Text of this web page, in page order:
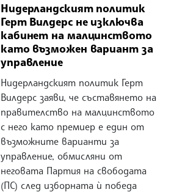
Нидерландският политик
Герт Вилдерс не изключва
кабинет на малцинството
като възможен вариант за
управление
Нидерландският политик Герт
Вилдерс заяви, че съставянето на
правителство на малцинството
с него като премиер е един от
възможните варианти за
управление, обмисляни от
неговата Партия на свободата
(ПС) след изборната ѝ победа